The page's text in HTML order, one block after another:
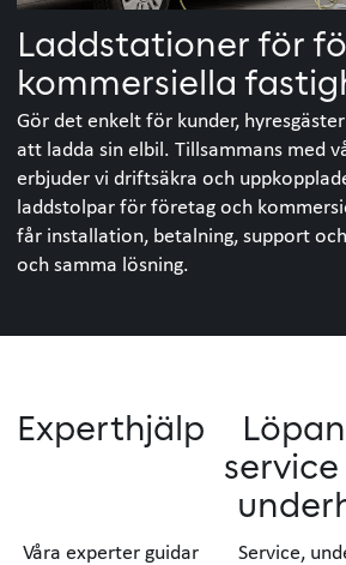
Laddstationer för
kommersiella
Gör det enkelt för kunder,
att ladda sin elbil. Tillsammans med
erbjuder vi driftsäkra och
laddstolpar för företag och
får installation, betalning, support
och samma lösning.
Experthjälp
Våra experter guidar
service
Service,